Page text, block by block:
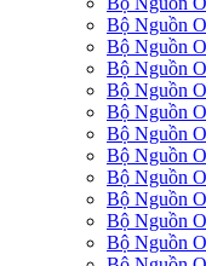
Bộ Nguồn
Bộ Nguồn
Bộ Nguồn
Bộ Nguồn
Bộ Nguồn
Bộ Nguồn
Bộ Nguồn
Bộ Nguồn
Bộ Nguồn
Bộ Nguồn
Bộ Nguồn